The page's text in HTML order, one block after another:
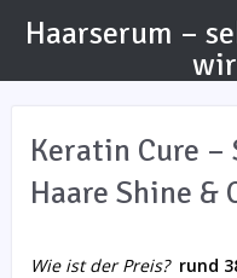
Haarserum –
Keratin Cure
Haare Shine &
Wie ist der Preis? rund